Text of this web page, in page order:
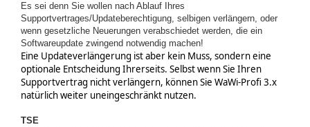
Es sei denn Sie wollen nach Ablauf Ihres
Supportvertrages/Updateberechtigung, selbigen verlängern, oder
wenn gesetzliche Neuerungen verabschiedet werden, die ein
Softwareupdate zwingend notwendig machen!
Eine Updateverlängerung ist aber kein Muss, sondern eine
optionale Entscheidung Ihrerseits. Selbst wenn Sie Ihren
Supportvertrag nicht verlängern, können Sie WaWi-Profi 3.x
natürlich weiter uneingeschränkt nutzen.
TSE